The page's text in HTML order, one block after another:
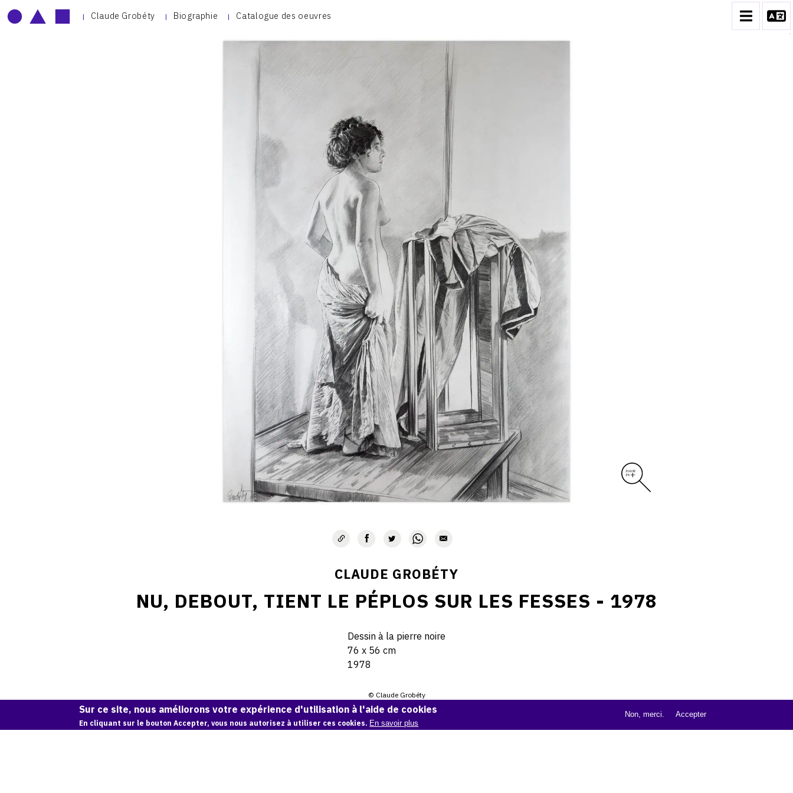
Claude Grobéty Biographie Catalogue des oeuvres
CLAUDE GROBÉTY
NU, DEBOUT, TIENT LE PÉPLOS SUR LES FESSES - 1978
Dessin à la pierre noire
76 x 56 cm
1978
© Claude Grobéty
Demande d'information
Sur ce site, nous améliorons votre expérience d'utilisation à l'aide de cookies
En cliquant sur le bouton Accepter, vous nous autorisez à utiliser ces cookies. En savoir plus
Non, merci. Accepter